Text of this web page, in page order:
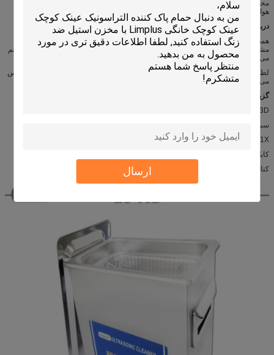
ارسال
هوایی ثبت نام شده، و غیره ما روش سریعترین و امن ترین برای شما را انتخاب نمایید.
درباره گارانتی:
همه محصولات از نام تجاری از Limplus لذت بردن از یک سال گارانتی، اگر هر گونه
مشکل فنی، قطعات یدکی می شود ارسال فوری، و ما نیز maintaince طول عمر فراهم
می کند.
لطفا در صورت تمایل با ما تماس بگیرید اگر هر گونه سوال در مورد اولتراسونیک احساس
می کنم.
گزینه ها:
1X LS-03D پاک کننده اولتراسونیک
سبد SUS 1X
1X درب SUS
کابل برق 1X
کتابچه راهنمای دستور العمل 1X انگلیسی